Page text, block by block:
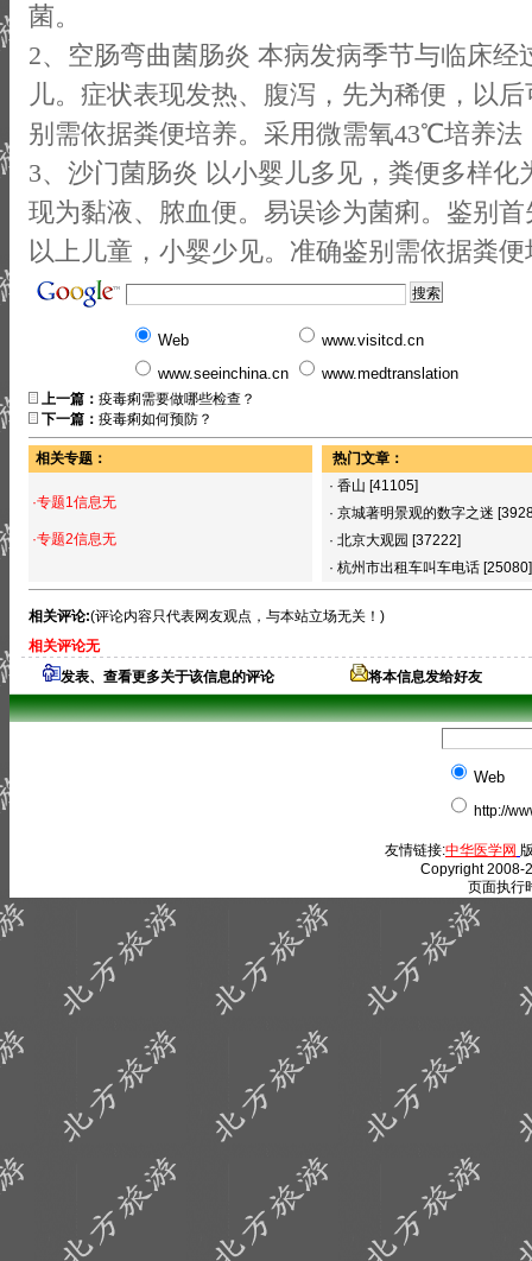
菌。
2、空肠弯曲菌肠炎 本病发病季节与临床
儿。症状表现发热、腹泻，先为稀便，以
别需依据粪便培养。采用微需氧43℃培养
3、沙门菌肠炎 以小婴儿多见，粪便多样
现为黏液、脓血便。易误诊为菌痢。鉴别
以上儿童，小婴少见。准确鉴别需依据粪
Web
www.visitcd.cn
www.seeinchina.cn
www.medtranslation
上一篇： 疫毒痢需要做哪些检查？
下一篇： 疫毒痢如何预防？
相关专题：
·专题1信息无
·专题2信息无
热门文章：
· 香山 [41105]
· 京城著明景观的数字之迷
· 北京大观园 [37222]
· 杭州市出租车叫车电话 [25080]
相关评论:(评论内容只代表网友观点，与本站立场无关！)
相关评论无
发表、查看更多关于该信息的评论
将本信息发给好友
Web
http://
友情链接:中华医学网
Copyright 2008-
页面执行